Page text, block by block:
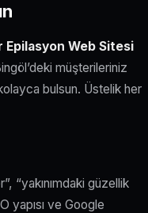
Epilasyon Web Sitesi
müşterileriniz
bulsun. Üstelik her
“yakınımdaki güzellik
yapısı ve Google